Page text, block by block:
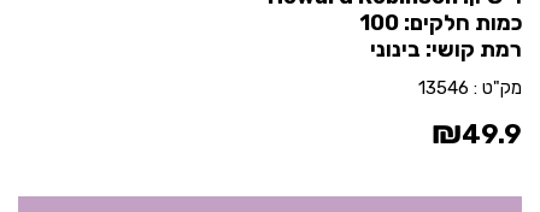
כמות חלקים: 100
רמת קושי: בינוני
מק"ט : 13546
₪49.9